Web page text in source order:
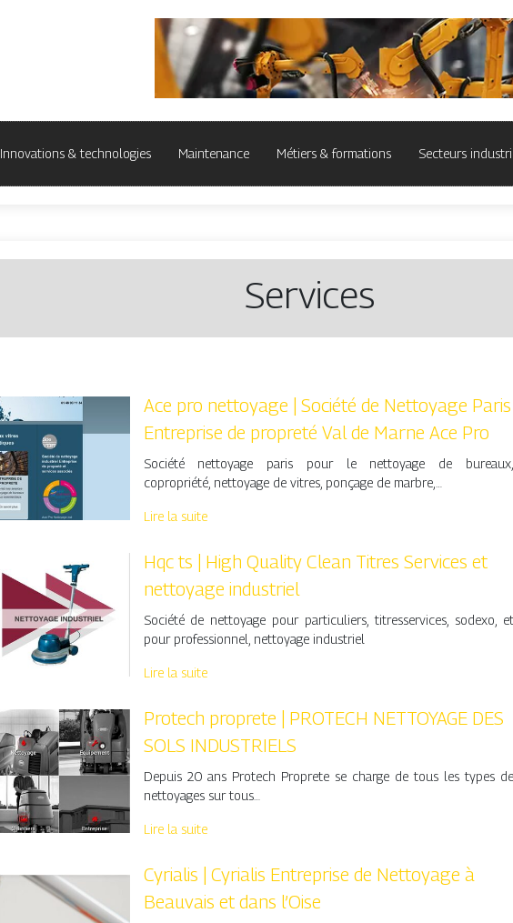
Innovations & technologies Maintenance Métiers & formations Secteurs
Services
Ace pro nettoyage | Société de Nettoyage Paris
Entreprise de propreté Val de Marne Ace Pro
Société nettoyage paris pour le nettoyage de bureaux,
copropriété, nettoyage de vitres, ponçage de marbre,…
Lire la suite
Hqc ts | High Quality Clean Titres Services et
nettoyage industriel
Société de nettoyage pour particuliers, titresservices, sodexo, et
pour professionnel, nettoyage industriel
Lire la suite
Protech proprete | PROTECH NETTOYAGE DES
SOLS INDUSTRIELS
Depuis 20 ans Protech Proprete se charge de tous les types de
nettoyages sur tous…
Lire la suite
Cyrialis | Cyrialis Entreprise de Nettoyage à
Beauvais et dans l’Oise